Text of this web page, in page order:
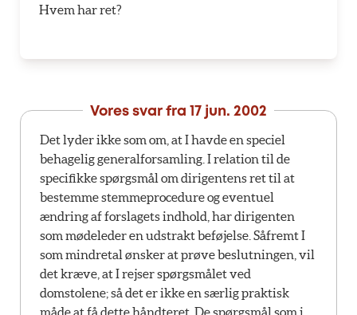
Hvem har ret?
Vores svar fra 17 jun. 2002
Det lyder ikke som om, at I havde en speciel
behagelig generalforsamling. I relation til de
specifikke spørgsmål om dirigentens ret til at
bestemme stemmeprocedure og eventuel
ændring af forslagets indhold, har dirigenten
som mødeleder en udstrakt beføjelse. Såfremt I
som mindretal ønsker at prøve beslutningen, vil
det kræve, at I rejser spørgsmålet ved
domstolene; så det er ikke en særlig praktisk
måde at få dette håndteret. De spørgsmål som i